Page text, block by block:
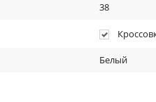
38
Белый